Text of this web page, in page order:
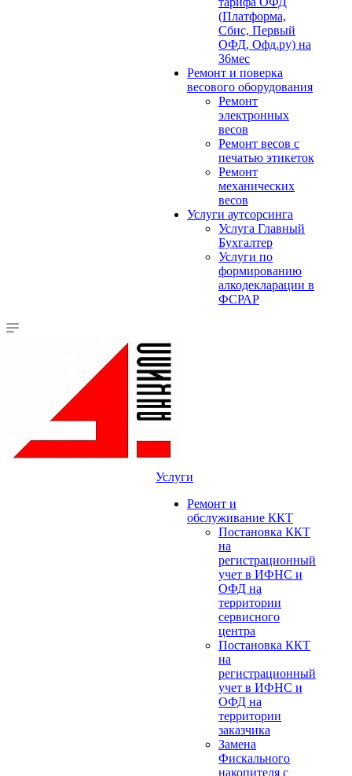
(Платформа,
Сбис, Первый
ОФД, Офд.ру) на
36мес
Ремонт и поверка
весового оборудования
Ремонт
электронных
весов
Ремонт весов с
печатью этикеток
Ремонт
механических
весов
Услуги аутсорсинга
Услуга Главный
Бухгалтер
Услуги по
формированию
алкодекларации в
ФСРАР
Услуги
Ремонт и
обслуживание ККТ
Постановка ККТ
на
регистрационный
учет в ИФНС и
ОФД на
территории
сервисного
центра
Постановка ККТ
на
регистрационный
учет в ИФНС и
ОФД на
территории
заказчика
Замена
Фискального
накопителя с